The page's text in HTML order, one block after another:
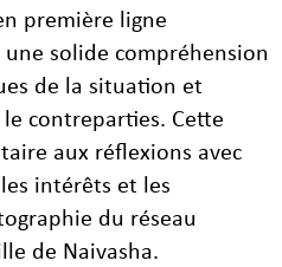
première ligne
solide compréhension
de la situation et
contreparties. Cette
aux réflexions avec
intérêts et les
du réseau
de Naivasha.